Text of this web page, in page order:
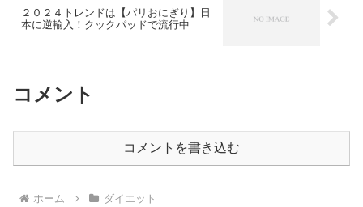
２０２４トレンドは【パリおにぎり】日
本に逆輸入！クックパッドで流行中
コメント
コメントを書き込む
ホーム ダイエット